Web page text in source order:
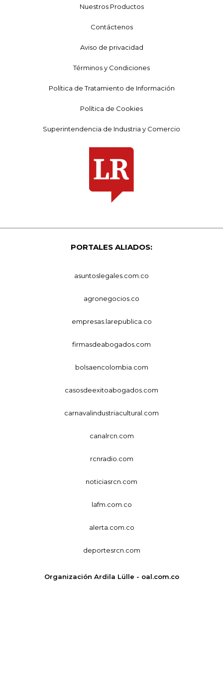
Nuestros Productos
Contáctenos
Aviso de privacidad
Términos y Condiciones
Política de Tratamiento de Información
Política de Cookies
Superintendencia de Industria y Comercio
PORTALES ALIADOS:
asuntoslegales.com.co
agronegocios.co
empresas.larepublica.co
firmasdeabogados.com
bolsaencolombia.com
casosdeexitoabogados.com
carnavalindustriacultural.com
canalrcn.com
rcnradio.com
noticiasrcn.com
lafm.com.co
alerta.com.co
deportesrcn.com
Organización Ardila Lülle - oal.com.co